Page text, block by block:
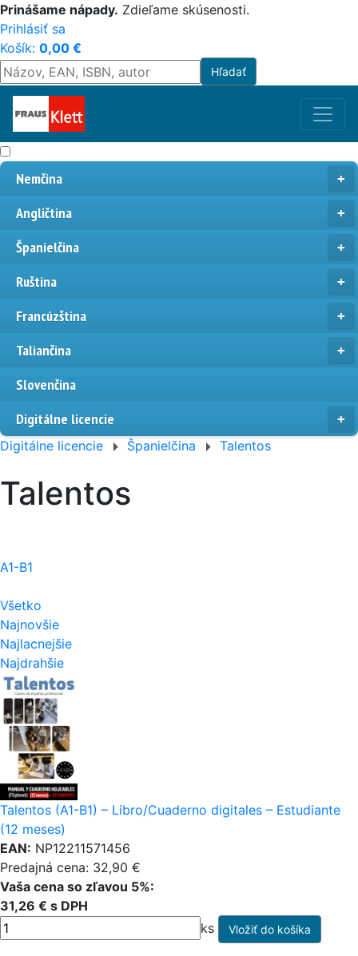
Prinášame nápady. Zdieľame skúsenosti.
Prihlásiť sa
Košík: 0,00 €
Nemčina
Angličtina
Španielčina
Ruština
Francúzština
Taliančina
Slovenčina
Digitálne licencie
Digitálne licencie Španielčina Talentos
Talentos
A1-B1
Všetko
Najnovšie
Najlacnejšie
Najdrahšie
Talentos (A1-B1) – Libro/Cuaderno digitales – Estudiante
(12 meses)
EAN: NP12211571456
Predajná cena: 32,90 €
Vaša cena so zľavou 5%:
31,26 € s DPH
ks